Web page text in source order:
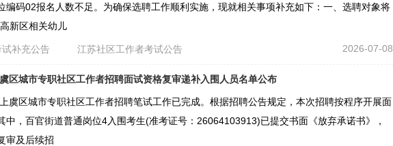
编码02报名人数不足。为确保选聘工作顺利实施，现就相关事项补充如下：一、选聘对象将
新区相关幼儿
2026-07-08
补充公告 江苏社区工作者考试公告
区城市专职社区工作者招聘面试资格复审递补入围人员名单公布
虞区城市专职社区工作者招聘笔试工作已完成。根据招聘公告规定，本次招聘按程序开展面
中，百官街道普通岗位4入围考生(准考证号：26064103913)已提交书面《放弃承诺书》，
审及后续招